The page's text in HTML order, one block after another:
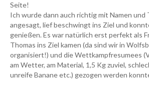
Seite!
Ich wurde dann auch richtig mit Namen und
angesagt, lief beschwingt ins Ziel und
genießen. Es war natürlich erst perfekt als
Thomas ins Ziel kamen (da sind wir in
organisiert!) und die Wettkampfresumees
am Wetter, am Material, 1,5 Kg zuviel,
unreife Banane etc.) gezogen werden